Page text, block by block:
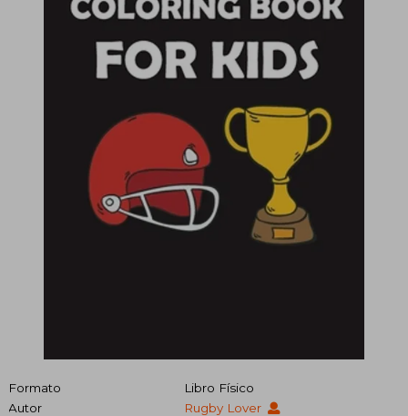
Formato
Libro Físico
Autor
Rugby Lover